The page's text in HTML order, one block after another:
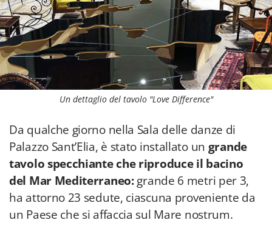
Un dettaglio del tavolo "Love Difference"
Da qualche giorno nella Sala delle danze di
Palazzo Sant’Elia, è stato installato un grande
tavolo specchiante che riproduce il bacino
del Mar Mediterraneo:grande 6 metri per 3,
ha attorno 23 sedute, ciascuna proveniente da
un Paese che si affaccia sul Mare nostrum.